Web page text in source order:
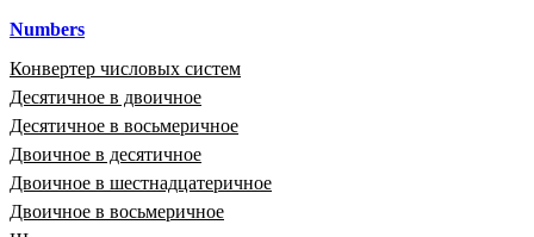
Numbers
Конвертер числовых систем
Десятичное в двоичное
Десятичное в восьмеричное
Двоичное в десятичное
Двоичное в шестнадцатеричное
Двоичное в восьмеричное